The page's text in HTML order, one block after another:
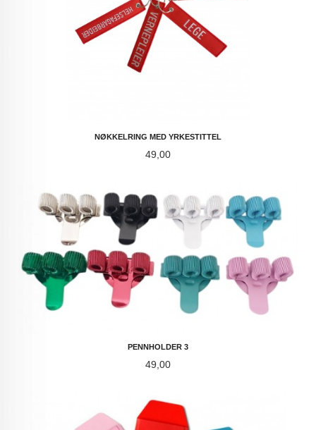
NØKKELRING MED YRKESTITTEL
Pris
49,00
PENNHOLDER 3
Pris
49,00